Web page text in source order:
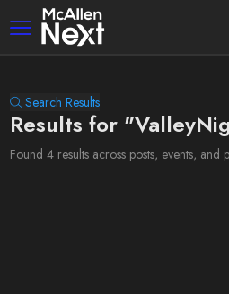
Search Results
Results for
Found 4 results across posts, events, and